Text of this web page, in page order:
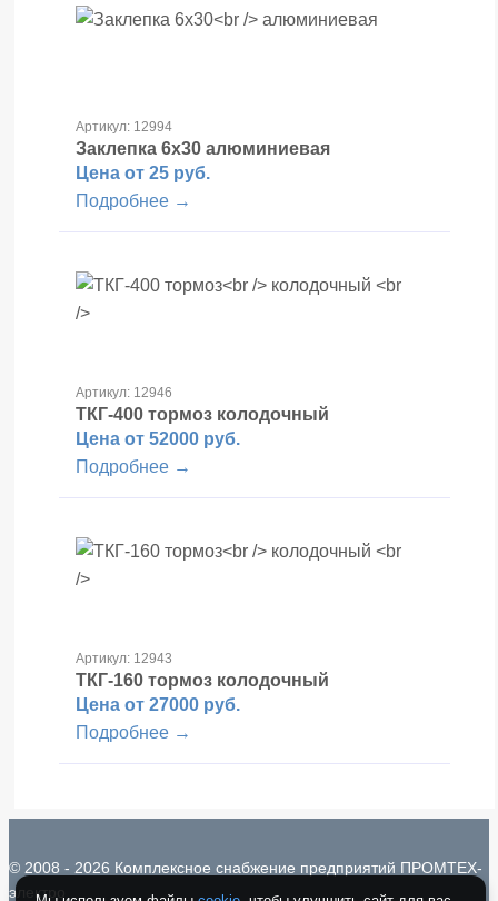
Артикул: 12994
Заклепка 6х30 алюминиевая
Цена от 25 руб.
Подробнее →
Артикул: 12946
ТКГ-400 тормоз колодочный
Цена от 52000 руб.
Подробнее →
Артикул: 12943
ТКГ-160 тормоз колодочный
Цена от 27000 руб.
Подробнее →
© 2008 - 2026 Комплексное снабжение предприятий ПРОМТЕХ-
электро